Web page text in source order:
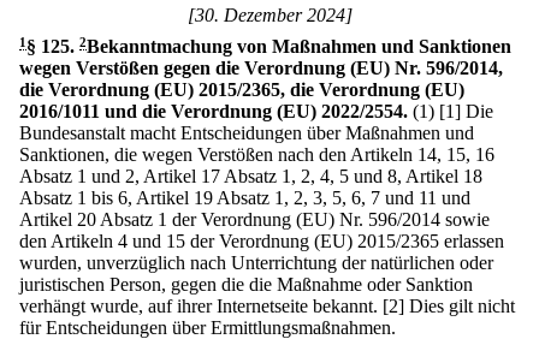
[30. Dezember 2024]
1 § 125. 2Bekanntmachung von Maßnahmen und Sanktionen
wegen Verstößen gegen die Verordnung (EU) Nr. 596/2014,
die Verordnung (EU) 2015/2365, die Verordnung (EU)
2016/1011 und die Verordnung (EU) 2022/2554. (1) [1] Die
Bundesanstalt macht Entscheidungen über Maßnahmen und
Sanktionen, die wegen Verstößen nach den Artikeln 14, 15, 16
Absatz 1 und 2, Artikel 17 Absatz 1, 2, 4, 5 und 8, Artikel 18
Absatz 1 bis 6, Artikel 19 Absatz 1, 2, 3, 5, 6, 7 und 11 und
Artikel 20 Absatz 1 der Verordnung (EU) Nr. 596/2014 sowie
den Artikeln 4 und 15 der Verordnung (EU) 2015/2365 erlassen
wurden, unverzüglich nach Unterrichtung der natürlichen oder
juristischen Person, gegen die die Maßnahme oder Sanktion
verhängt wurde, auf ihrer Internetseite bekannt. [2] Dies gilt nicht
für Entscheidungen über Ermittlungsmaßnahmen.